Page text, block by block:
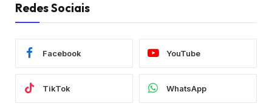
Redes Sociais
Facebook YouTube
TikTok WhatsApp